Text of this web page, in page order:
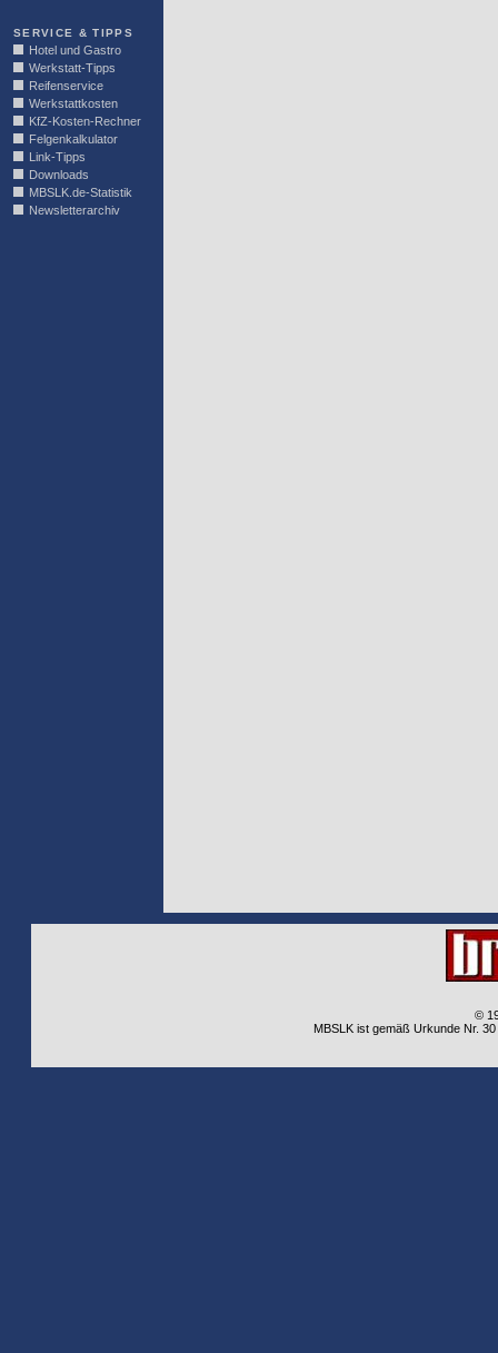
SERVICE & TIPPS
Hotel und Gastro
Werkstatt-Tipps
Reifenservice
Werkstattkosten
KfZ-Kosten-Rechner
Felgenkalkulator
Link-Tipps
Downloads
MBSLK.de-Statistik
Newsletterarchiv
©
MBSLK ist gemäß Urkunde Nr.